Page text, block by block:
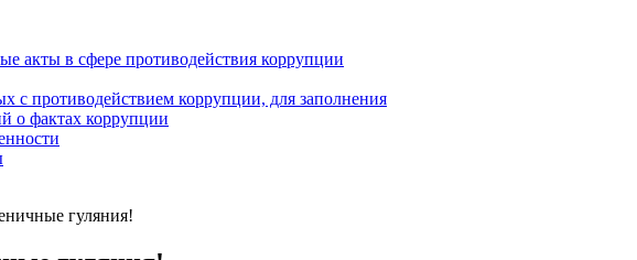
акты в сфере противодействия коррупции
с противодействием коррупции, для заполнения
о фактах коррупции
гуляния!